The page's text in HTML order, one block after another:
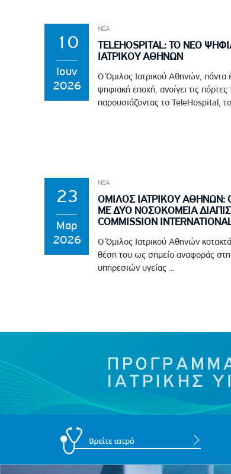
10
Ιουν
2026
ΝΕΑ
TELEHOSPITAL: ΤΟ ΝΕΟ
ΙΑΤΡΙΚΟΥ ΑΘΗΝΩΝ
Ο Όμιλος Ιατρικού Αθηνών,
ψηφιακή εποχή, ανοίγει τις
παρουσιάζοντας το TeleHospital,
23
Μαρ
2026
ΝΕΑ
ΟΜΙΛΟΣ ΙΑΤΡΙΚΟΥ
ΜΕ ΔΥΟ ΝΟΣΟΚΟΜΕΙΑ
COMMISSION
Ο Όμιλος Ιατρικού Αθηνών
θέση του ως σημείο αναφοράς
υπηρεσιών υγείας ...